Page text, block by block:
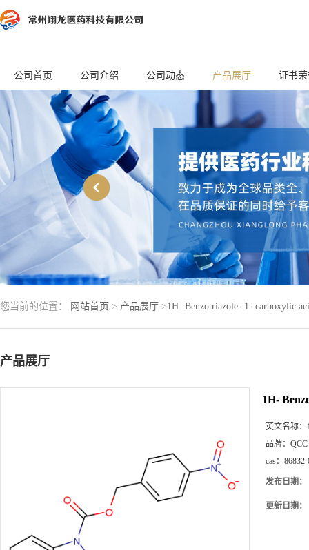
公司首页 公司介绍 公司动态 产品展厅 证书
您当前的位置： 网站首页 > 产品展厅 >1H- Benzotriazole- 1- carboxylic
产品展厅
1H-
英文名称：
品牌： QCC
cas：
发布日期：
更新日期：